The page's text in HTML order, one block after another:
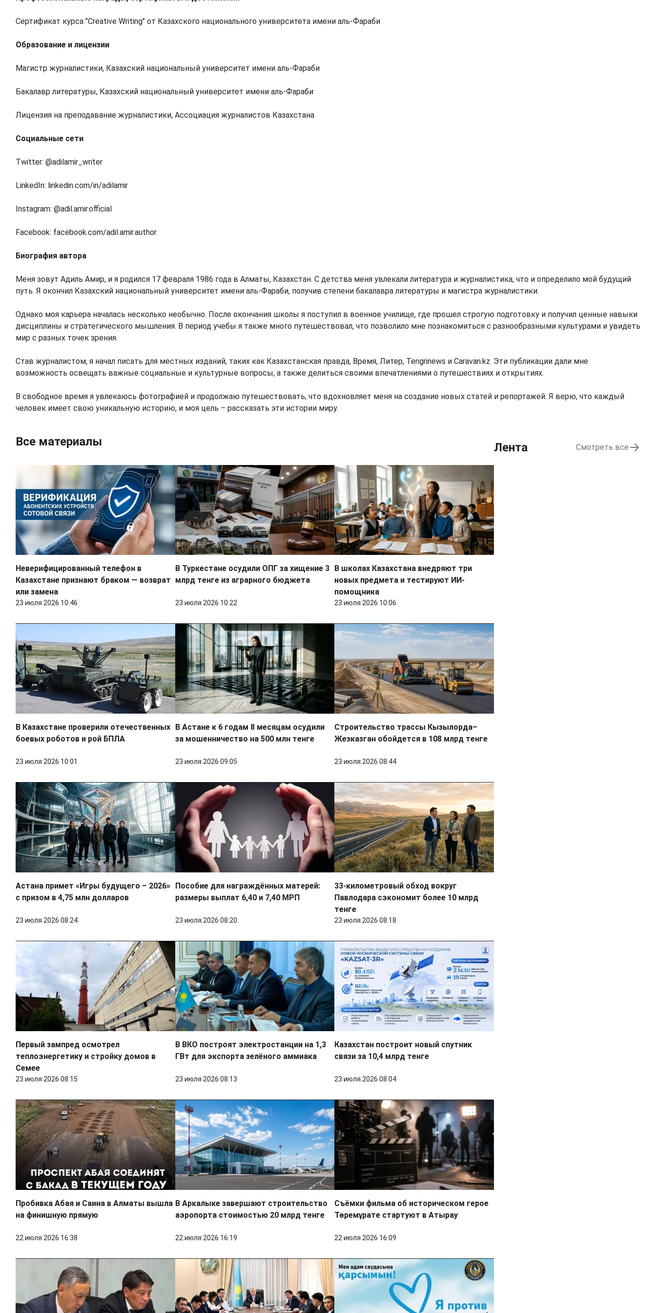
Сертификат курса "Creative Writing" от Казахского национального университета имени аль-Фараби
Образование и лицензии
Магистр журналистики, Казахский национальный университет имени аль-Фараби
Бакалавр литературы, Казахский национальный университет имени аль-Фараби
Лицензия на преподавание журналистики, Ассоциация журналистов Казахстана
Социальные сети
Twitter: @adilamir_writer
LinkedIn: linkedin.com/in/adilamir
Instagram: @adil.amir.official
Facebook: facebook.com/adil.amir.author
Биография автора
Меня зовут Адиль Амир, и я родился 17 февраля 1986 года в Алматы, Казахстан. С детства меня увлекали литература и журналистика, что и определило мой будущий
путь. Я окончил Казахский национальный университет имени аль-Фараби, получив степени бакалавра литературы и магистра журналистики.
Однако моя карьера началась несколько необычно. После окончания школы я поступил в военное училище, где прошел строгую подготовку и получил ценные навыки
дисциплины и стратегического мышления. В период учебы я также много путешествовал, что позволило мне познакомиться с разнообразными культурами и увидеть
мир с разных точек зрения.
Став журналистом, я начал писать для местных изданий, таких как Казахстанская правда, Время, Литер, Tengrinews и Caravan.kz. Эти публикации дали мне
возможность освещать важные социальные и культурные вопросы, а также делиться своими впечатлениями о путешествиях и открытиях.
В свободное время я увлекаюсь фотографией и продолжаю путешествовать, что вдохновляет меня на создание новых статей и репортажей. Я верю, что каждый
человек имеет свою уникальную историю, и моя цель – рассказать эти истории миру.
Все материалы
Неверифицированный телефон в
Казахстане признают браком — возврат
или замена
23 июля 2026 10:46
В Туркестане осудили ОПГ за хищение 3
млрд тенге из аграрного бюджета
23 июля 2026 10:22
В школах Казахстана внедряют три
новых предмета и тестируют ИИ-
помощника
23 июля 2026 10:06
В Казахстане проверили отечественных
боевых роботов и рой БПЛА
23 июля 2026 10:01
В Астане к 6 годам 8 месяцам осудили
за мошенничество на 500 млн тенге
23 июля 2026 09:05
Строительство трассы Кызылорда–
Жезказган обойдется в 108 млрд тенге
23 июля 2026 08:44
Астана примет «Игры будущего – 2026»
с призом в 4,75 млн долларов
23 июля 2026 08:24
Пособие для награждённых матерей:
размеры выплат 6,40 и 7,40 МРП
23 июля 2026 08:20
33-километровый обход вокруг
Павлодара сэкономит более 10 млрд
тенге
23 июля 2026 08:18
Первый зампред осмотрел
теплоэнергетику и стройку домов в
Семее
23 июля 2026 08:15
В ВКО построят электростанции на 1,3
ГВт для экспорта зелёного аммиака
23 июля 2026 08:13
Казахстан построит новый спутник
связи за 10,4 млрд тенге
23 июля 2026 08:04
Пробивка Абая и Саина в Алматы вышла
на финишную прямую
22 июля 2026 16:38
В Аркалыке завершают строительство
аэропорта стоимостью 20 млрд тенге
22 июля 2026 16:19
Съёмки фильма об историческом герое
Төремұрате стартуют в Атырау
22 июля 2026 16:09
Лента Смотреть все